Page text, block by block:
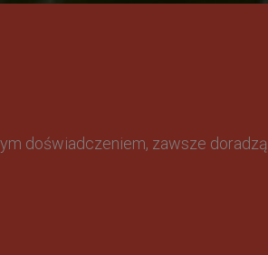
doświadczeniem, zawsze doradzą